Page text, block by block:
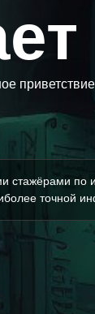
по
точной